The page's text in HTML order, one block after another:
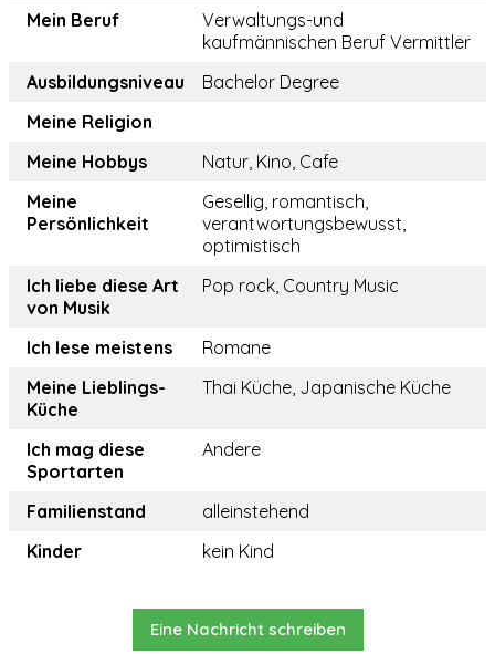
Mein Beruf
Verwaltungs-und
kaufmännischen Beruf Vermittler
Ausbildungsniveau
Bachelor Degree
Meine Religion
Meine Hobbys
Natur, Kino, Cafe
Meine
Persönlichkeit
Gesellig, romantisch,
verantwortungsbewusst,
optimistisch
Ich liebe diese Art
von Musik
Pop rock, Country Music
Ich lese meistens
Romane
Meine Lieblings-
Küche
Thai Küche, Japanische Küche
Ich mag diese
Sportarten
Andere
Familienstand
alleinstehend
Kinder
kein Kind
Eine Nachricht schreiben